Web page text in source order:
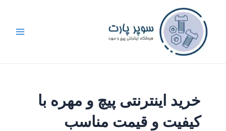
خرید اینترنتی پیچ و مهره با
کیفیت و قیمت مناسب